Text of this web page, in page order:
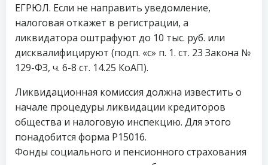
ЕГРЮЛ. Если не направить уведомление,
налоговая откажет в регистрации, а
ликвидатора оштрафуют до 10 тыс. руб. или
дисквалифицируют (подп. «с» п. 1. ст. 23 Закона №
129-ФЗ, ч. 6-8 ст. 14.25 КоАП).
Ликвидационная комиссия должна известить о
начале процедуры ликвидации кредиторов
общества и налоговую инспекцию. Для этого
понадобится форма Р15016.
Фонды социального и пенсионного страхования